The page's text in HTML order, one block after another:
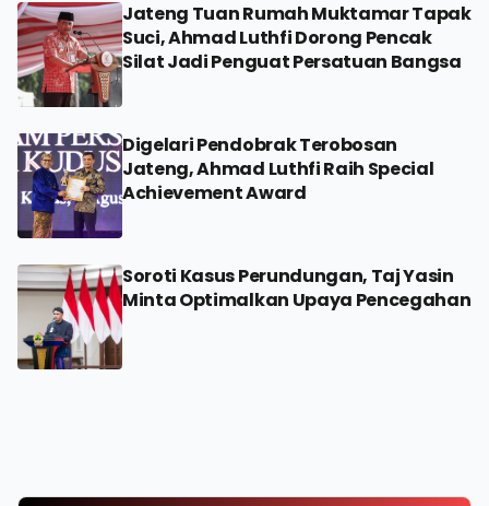
Jateng Tuan Rumah Muktamar Tapak
Suci, Ahmad Luthfi Dorong Pencak
Silat Jadi Penguat Persatuan Bangsa
Digelari Pendobrak Terobosan
Jateng, Ahmad Luthfi Raih Special
Achievement Award
Soroti Kasus Perundungan, Taj Yasin
Minta Optimalkan Upaya Pencegahan